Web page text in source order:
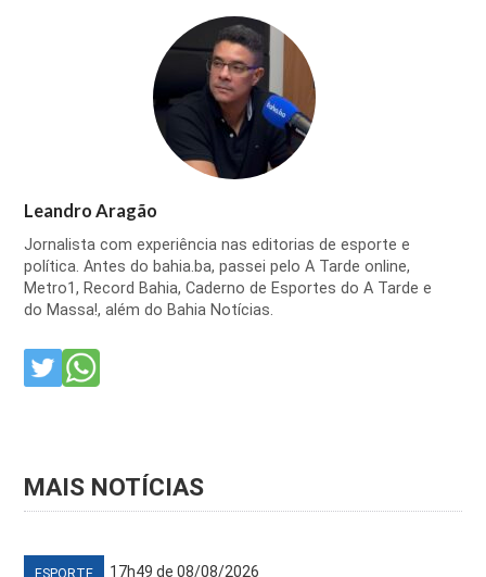
Leandro Aragão
Jornalista com experiência nas editorias de esporte e
política. Antes do bahia.ba, passei pelo A Tarde online,
Metro1, Record Bahia, Caderno de Esportes do A Tarde e
do Massa!, além do Bahia Notícias.
MAIS NOTÍCIAS
17h49 de 08/08/2026